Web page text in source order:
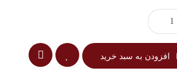
افزودن به سبد خرید